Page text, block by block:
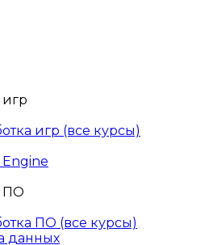
игр
игр (все курсы)
ПО
ПО (все курсы)
данных